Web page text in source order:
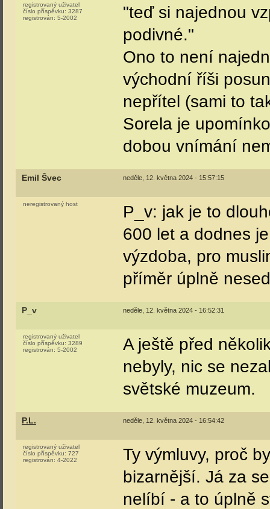
registrovaný uživatel
číslo příspěvku: 3287
registrován: 5-2002
"teď si najednou
podivné."
Ono to není
východní říši
nepřítel (sami to
Sorela je
dobou vnímání
Emil Švec neděle, 12. května 2024 - 15:57:15
neregistrovaný host
P_v: jak je to
600 let a dodnes
výzdoba, pro
příměr úplně
P_v neděle, 12. května 2024 - 16:52:31
registrovaný uživatel
číslo příspěvku: 3289
registrován: 5-2002
A ještě před
nebyly, nic se
světské muzeum.
P.L. neděle, 12. května 2024 - 16:54:42
registrovaný uživatel
číslo příspěvku: 727
registrován: 4-2022
Ty výmluvy, proč
bizarnější. Já za
nelíbí - a to úplně